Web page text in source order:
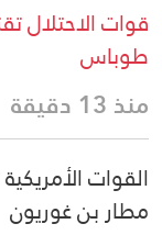
قوات الاحتلال
طوباس
منذ 13 دقيقة
القوات
مطار بن غوريون